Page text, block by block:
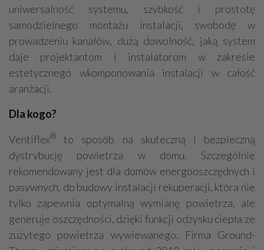
uniwersalność systemu, szybkość i prostotę
samodzielnego montażu instalacji, swobodę w
prowadzeniu kanałów, dużą dowolność, jaką system
daje projektantom i instalatorom w zakresie
estetycznego wkomponowania instalacji w całość
aranżacji.
Dla kogo?
Ventiflex®
to sposób na skuteczną i bezpieczną
dystrybucję powietrza w domu. Szczególnie
rekomendowany jest dla domów energooszczędnych i
pasywnych, do budowy instalacji rekuperacji, która nie
tylko zapewnia optymalną wymianę powietrza, ale
generuje oszczędności, dzięki funkcji odzysku ciepła ze
zużytego powietrza wywiewanego. Firma Ground-